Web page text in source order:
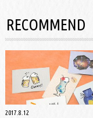
RECOMMEND
2017.8.12